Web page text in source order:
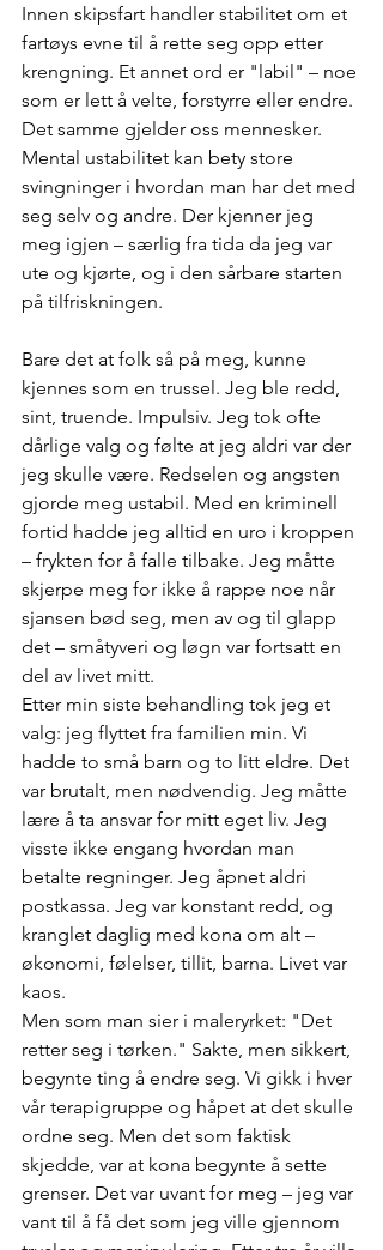
Innen skipsfart handler stabilitet om et
fartøys evne til å rette seg opp etter
krengning. Et annet ord er "labil" – noe
som er lett å velte, forstyrre eller endre.
Det samme gjelder oss mennesker.
Mental ustabilitet kan bety store
svingninger i hvordan man har det med
seg selv og andre. Der kjenner jeg
meg igjen – særlig fra tida da jeg var
ute og kjørte, og i den sårbare starten
på tilfriskningen.
Bare det at folk så på meg, kunne
kjennes som en trussel. Jeg ble redd,
sint, truende. Impulsiv. Jeg tok ofte
dårlige valg og følte at jeg aldri var der
jeg skulle være. Redselen og angsten
gjorde meg ustabil. Med en kriminell
fortid hadde jeg alltid en uro i kroppen
– frykten for å falle tilbake. Jeg måtte
skjerpe meg for ikke å rappe noe når
sjansen bød seg, men av og til glapp
det – småtyveri og løgn var fortsatt en
del av livet mitt.
Etter min siste behandling tok jeg et
valg: jeg flyttet fra familien min. Vi
hadde to små barn og to litt eldre. Det
var brutalt, men nødvendig. Jeg måtte
lære å ta ansvar for mitt eget liv. Jeg
visste ikke engang hvordan man
betalte regninger. Jeg åpnet aldri
postkassa. Jeg var konstant redd, og
kranglet daglig med kona om alt –
økonomi, følelser, tillit, barna. Livet var
kaos.
Men som man sier i maleryrket: "Det
retter seg i tørken." Sakte, men sikkert,
begynte ting å endre seg. Vi gikk i hver
vår terapigruppe og håpet at det skulle
ordne seg. Men det som faktisk
skjedde, var at kona begynte å sette
grenser. Det var uvant for meg – jeg var
vant til å få det som jeg ville gjennom